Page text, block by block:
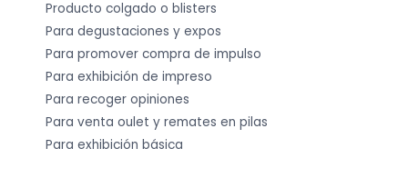
Producto colgado o blisters
Para degustaciones y expos
Para promover compra de impulso
Para exhibición de impreso
Para recoger opiniones
Para venta oulet y remates en pilas
Para exhibición básica